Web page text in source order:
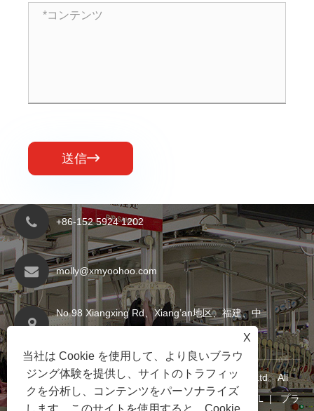
送信
+86-152 5924 1202
molly@xmyoohoo.com
No.98 Xiangxing Rd、Xiang’an地区、福建、中
Copyright©2024 Xiamen Evaricky Trading Co.、Ltd。All
Rights Reserved
Links |Sitemap | RSS | XML|プラ
X
当社は Cookie を使用して、より良いブラウ
ジング体験を提供し、サイトのトラフィッ
クを分析し、コンテンツをパーソナライズ
します。このサイトを使用すると、Cookie